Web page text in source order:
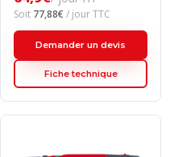
Soit 77,88€ / jour TTC
Demander un devis
Fiche technique